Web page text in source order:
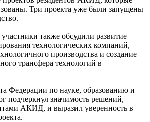
Три проекта уже были запущены
также обсудили развитие
технологических компаний,
производства и создание
трансфера технологий в
Федерации по науке, образованию и
подчеркнул значимость решений,
АКИД, и выразил уверенность в